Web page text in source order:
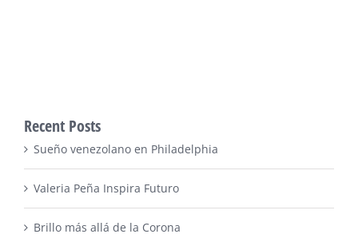
Recent Posts
Sueño venezolano en Philadelphia
Valeria Peña Inspira Futuro
Brillo más allá de la Corona